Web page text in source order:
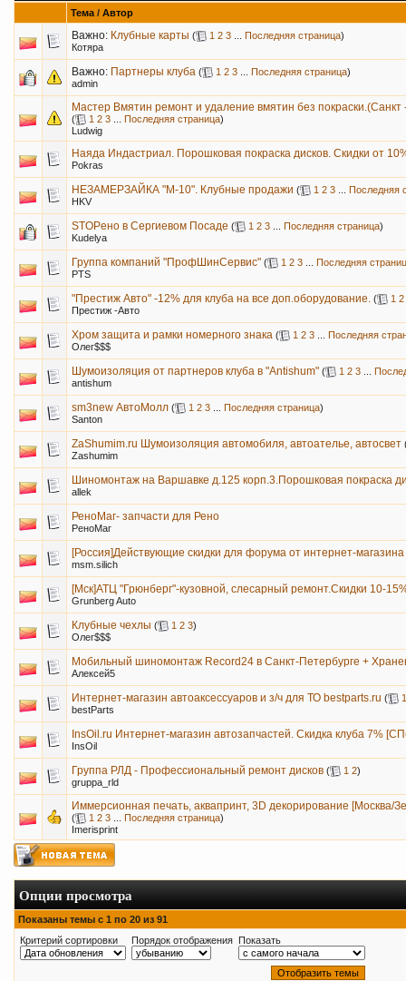
Тема / Автор
Важно: Клубные карты ( 1 2 3 Последняя страница)
Котяра
Важно: Партнеры клуба ( 1 2 3 Последняя страница)
admin
Мастер Вмятин ремонт и удаление вмятин без покраски.(Санкт
( 1 2 3 Последняя страница)
Ludwig
Наяда Индастриал. Порошковая покраска дисков. Скидки от
Pokras
НЕЗАМЕРЗАЙКА "М-10". Клубные продажи ( 1 2 3
Последняя
HKV
STOPено в Сергиевом Посаде ( 1 2 3 Последняя страница)
Kudelya
Группа компаний "ПрофШинСервис" ( 1 2 3
Последняя
PTS
"Престиж Авто" -12% для клуба на все доп.оборудование. ( 1 2
Престиж -Авто
Хром защита и рамки номерного знака ( 1 2 3
Последняя
Олег$$$
Шумоизоляция от партнеров клуба в "Antishum" ( 1 2 3
antishum
sm3new АвтоМолл ( 1 2 3 Последняя страница)
Santon
ZaShumim.ru Шумоизоляция автомобиля, автоателье, автосвет
Zashumim
Шиномонтаж на Варшавке д.125 корп.3.Порошковая покраска
allek
РеноМаг- запчасти для Рено
РеноМаг
[Россия]Действующие скидки для форума от интернет-
msm.silich
[Мск]АТЦ "Грюнберг"-кузовной, слесарный ремонт.Скидки 10-
Grunberg Auto
Клубные чехлы ( 1 2 3)
Олег$$$
Мобильный шиномонтаж Record24 в Санкт-Петербурге +
Алексей5
Интернет-магазин автоаксессуаров и з/ч для ТО bestparts.ru (
1
bestParts
InsOil.ru Интернет-магазин автозапчастей. Скидка клуба 7%
InsOil
Группа РЛД - Профессиональный ремонт дисков ( 1 2)
gruppa_rld
Иммерсионная печать, аквапринт, 3D декорирование [Москва/
( 1 2 3 Последняя страница)
Imerisprint
Опции просмотра
Показаны темы с 1 по 20 из 91
Критерий сортировки
Порядок отображения Показать